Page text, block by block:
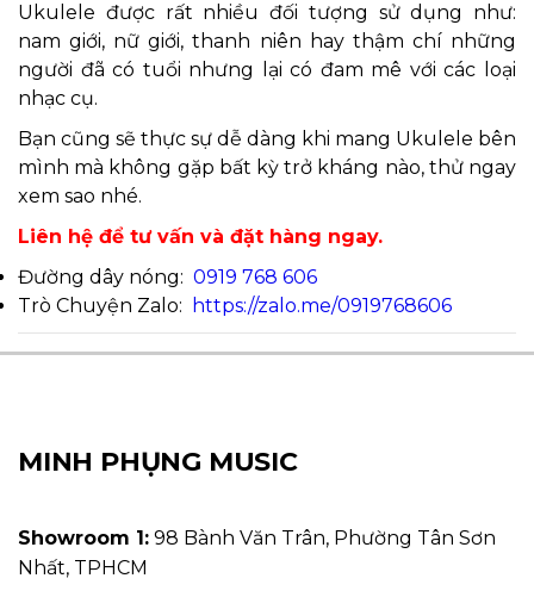
Ukulele được rất nhiều đối tượng sử dụng như:
nam giới, nữ giới, thanh niên hay thậm chí những
người đã có tuổi nhưng lại có đam mê với các loại
nhạc cụ.
Bạn cũng sẽ thực sự dễ dàng khi mang Ukulele bên
mình mà không gặp bất kỳ trở kháng nào, thử ngay
xem sao nhé.
Liên hệ để tư vấn và đặt hàng ngay.
Đường dây nóng: 0919 768 606
Trò Chuyện Zalo:
https://zalo.me/0919768606
MINH PHỤNG MUSIC
Showroom 1: 98 Bành Văn Trân, Phường Tân Sơn
Nhất, TPHCM